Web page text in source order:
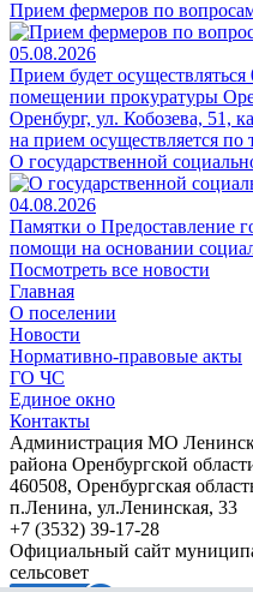
Прием фермеров по
05.08.2026
Прием будет
помещении прокуратуры
Оренбург, ул. Кобозева, 51,
на прием осуществляется по
О государственной
04.08.2026
Памятки о Предоставление
помощи на основании
Посмотреть все новости
Главная
О поселении
Новости
Нормативно-правовые акты
ГО ЧС
Единое окно
Контакты
Администрация МО
района Оренбургской
460508, Оренбургская
п.Ленина, ул.Ленинская, 33
+7 (3532) 39-17-28
Официальный сайт
сельсовет